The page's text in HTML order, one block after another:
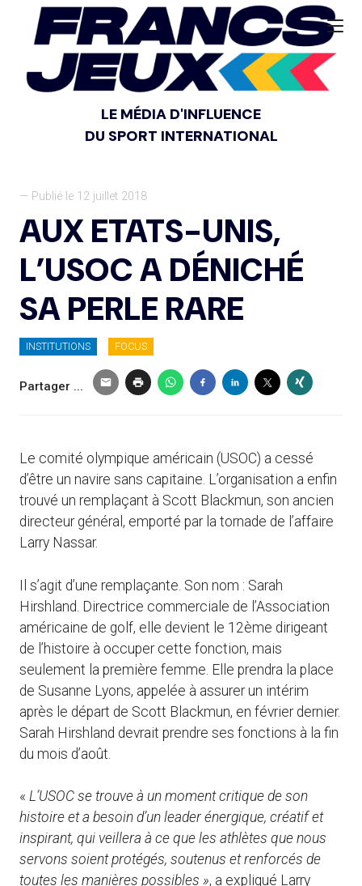
LE MÉDIA D'INFLUENCE
DU SPORT INTERNATIONAL
— Publié le 12 juillet 2018
AUX ETATS-UNIS,
L’USOC A DÉNICHÉ
SA PERLE RARE
INSTITUTIONS FOCUS
Partager ...
Le comité olympique américain (USOC) a cessé
d’être un navire sans capitaine. L’organisation a enfin
trouvé un remplaçant à Scott Blackmun, son ancien
directeur général, emporté par la tornade de l’affaire
Larry Nassar.
Il s’agit d’une remplaçante. Son nom : Sarah
Hirshland. Directrice commerciale de l’Association
américaine de golf, elle devient le 12ème dirigeant
de l’histoire à occuper cette fonction, mais
seulement la première femme. Elle prendra la place
de Susanne Lyons, appelée à assurer un intérim
après le départ de Scott Blackmun, en février dernier.
Sarah Hirshland devrait prendre ses fonctions à la fin
du mois d’août.
« L’USOC se trouve à un moment critique de son
histoire et a besoin d’un leader énergique, créatif et
inspirant, qui veillera à ce que les athlètes que nous
servons soient protégés, soutenus et renforcés de
toutes les manières possibles », a expliqué Larry